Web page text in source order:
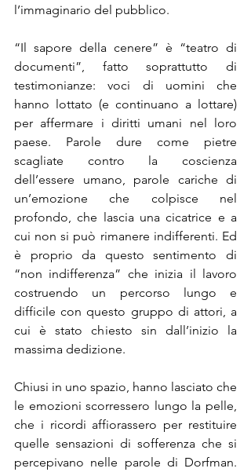
l’immaginario del pubblico.
“Il sapore della cenere” è “teatro di
documenti”, fatto soprattutto di
testimonianze: voci di uomini che
hanno lottato (e continuano a lottare)
per affermare i diritti umani nel loro
paese. Parole dure come pietre
scagliate contro la coscienza
dell’essere umano, parole cariche di
un’emozione che colpisce nel
profondo, che lascia una cicatrice e a
cui non si può rimanere indifferenti. Ed
è proprio da questo sentimento di
“non indifferenza” che inizia il lavoro
costruendo un percorso lungo e
difficile con questo gruppo di attori, a
cui è stato chiesto sin dall’inizio la
massima dedizione.
Chiusi in uno spazio, hanno lasciato che
le emozioni scorressero lungo la pelle,
che i ricordi affiorassero per restituire
quelle sensazioni di sofferenza che si
percepivano nelle parole di Dorfman.